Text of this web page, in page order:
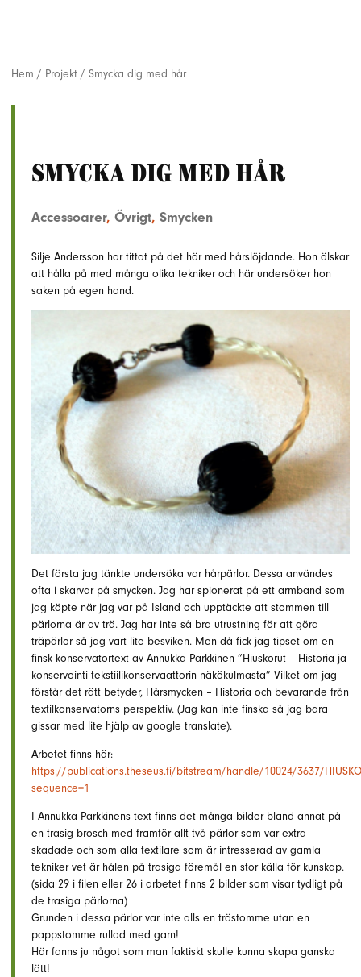
Hem / Projekt / Smycka dig med hår
Smycka dig med hår
Accessoarer, Övrigt, Smycken
Silje Andersson har tittat på det här med hårslöjdande. Hon älskar
att hålla på med många olika tekniker och här undersöker hon
saken på egen hand.
Det första jag tänkte undersöka var hårpärlor. Dessa användes
ofta i skarvar på smycken. Jag har spionerat på ett armband som
jag köpte när jag var på Island och upptäckte att stommen till
pärlorna är av trä. Jag har inte så bra utrustning för att göra
träpärlor så jag vart lite besviken. Men då fick jag tipset om en
finsk konservatortext av Annukka Parkkinen ”Hiuskorut – Historia ja
konservointi tekstiilikonservaattorin näkökulmasta” Vilket om jag
förstår det rätt betyder, Hårsmycken – Historia och bevarande från
textilkonservatorns perspektiv. (Jag kan inte finska så jag bara
gissar med lite hjälp av google translate).
Arbetet finns här:
https://publications.theseus.fi/bitstream/handle/10024/3637/
sequence=1
I Annukka Parkkinens text finns det många bilder bland annat på
en trasig brosch med framför allt två pärlor som var extra
skadade och som alla textilare som är intresserad av gamla
tekniker vet är hålen på trasiga föremål en stor källa för kunskap.
(sida 29 i filen eller 26 i arbetet finns 2 bilder som visar tydligt på
de trasiga pärlorna)
Grunden i dessa pärlor var inte alls en trästomme utan en
pappstomme rullad med garn!
Här fanns ju något som man faktiskt skulle kunna skapa ganska
lätt!